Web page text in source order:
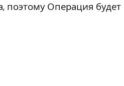
поэтому Операция